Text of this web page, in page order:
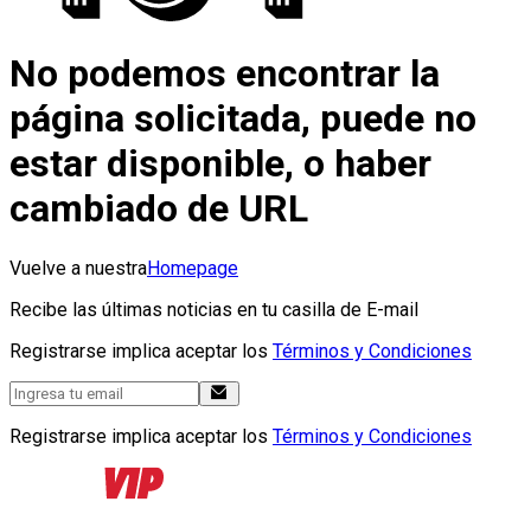
No podemos encontrar la
página solicitada, puede no
estar disponible, o haber
cambiado de URL
Vuelve a nuestraHomepage
Recibe las últimas noticias en tu casilla de E-mail
Registrarse implica aceptar los Términos y Condiciones
Registrarse implica aceptar los Términos y Condiciones